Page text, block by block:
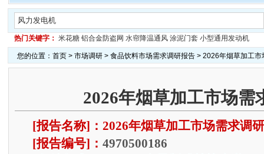
热门关键字： 米花糖 铝合金防盗网 水帘降温通风 涂泥门套 小型通用发动机
您的位置： 首页> 市场调研> 食品饮料市场需求调研报告> 2026年烟草加工市
2026年烟草加工市场需
[报告名称]：2026年烟草加工市场需求调
[报告编号]： 4970500186